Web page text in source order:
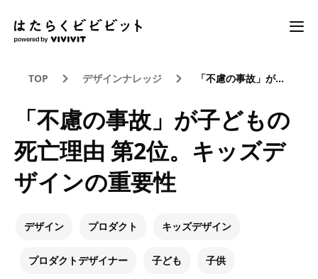
TOP デザインナレッジ 「不慮の事故」が子どもの死亡理由 第2位。キッズデザインの重要性
「不慮の事故」が子どもの
死亡理由 第2位。キッズデ
ザインの重要性
デザイン プロダクト キッズデザイン
プロダクトデザイナー 子ども 子供